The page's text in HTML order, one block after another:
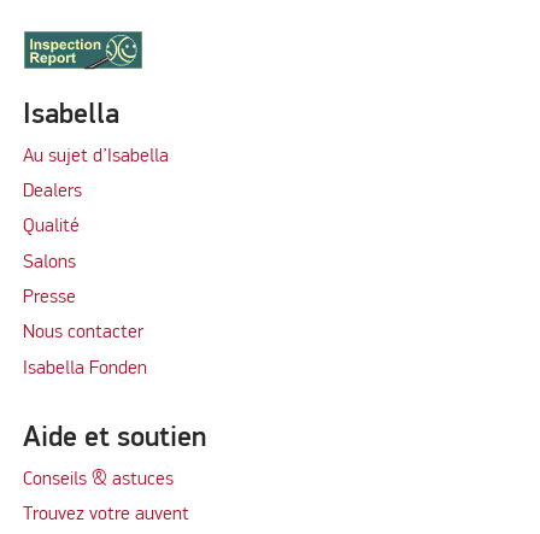
Isabella
Au sujet d’Isabella
Dealers
Qualité
Salons
Presse
Nous contacter
Isabella Fonden
Aide et soutien
Conseils & astuces
Trouvez votre auvent